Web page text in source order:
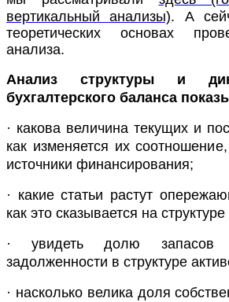
вертикальный анализы). А
теоретических основах
анализа.
Анализ структуры и
бухгалтерского баланса
· какова величина текущих и
как изменяется их
источники финансирования;
· какие статьи растут
как это сказывается на
· увидеть долю запасов
задолженности в структуре
· насколько велика доля